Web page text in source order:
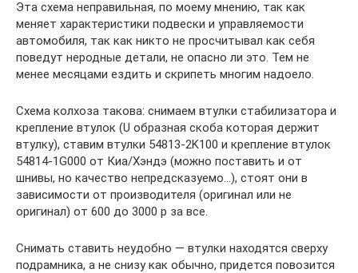
Эта схема неправильная, по моему мнению, так как
меняет характеристики подвески и управляемости
автомобиля, так как никто не просчитывал как себя
поведут неродные детали, не опасно ли это. Тем не
менее месяцами ездить и скрипеть многим надоело.
Схема колхоза такова: снимаем втулки стабилизатора и
крепление втулок (U образная скоба которая держит
втулку), ставим втулки 54813-2K100 и крепление втулок
54814-1G000 от Киа/Хэндэ (можно поставить и от
шнивы, но качество непредсказуемо…), стоят они в
зависимости от производителя (оригинал или не
оригинал) от 600 до 3000 р за все.
Снимать ставить неудобно — втулки находятся сверху
подрамника, а не снизу как обычно, придется повозится